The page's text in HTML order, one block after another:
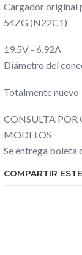
Cargador original
54ZG (N22C1)
19.5V - 6.92A
Diámetro del
Totalmente nuevo
CONSULTA POR
MODELOS
Se entrega boleta
COMPARTIR